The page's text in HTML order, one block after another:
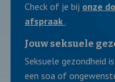
Check of je bij onze
afspraak .
Jouw seksuele
Seksuele gezondheid
een soa of